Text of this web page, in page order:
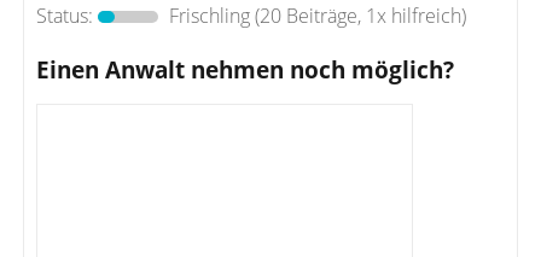
Status:
Frischling(20 Beiträge, 1x hilfreich)
Einen Anwalt nehmen noch möglich?